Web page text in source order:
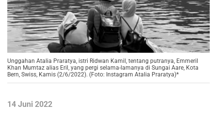
Unggahan Atalia Praratya, istri Ridwan Kamil, tentang putranya, Emmeril
Khan Mumtaz alias Eril, yang pergi selama-lamanya di Sungai Aare, Kota
Bern, Swiss, Kamis (2/6/2022). (Foto: Instagram Atalia Praratya)*
14 Juni 2022